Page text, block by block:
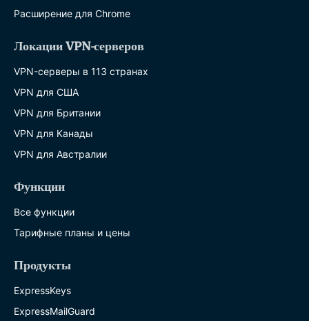
Расширение для Chrome
Локации VPN-серверов
VPN-серверы в 113 странах
VPN для США
VPN для Британии
VPN для Канады
VPN для Австралии
Функции
Все функции
Тарифные планы и цены
Продукты
ExpressKeys
ExpressMailGuard